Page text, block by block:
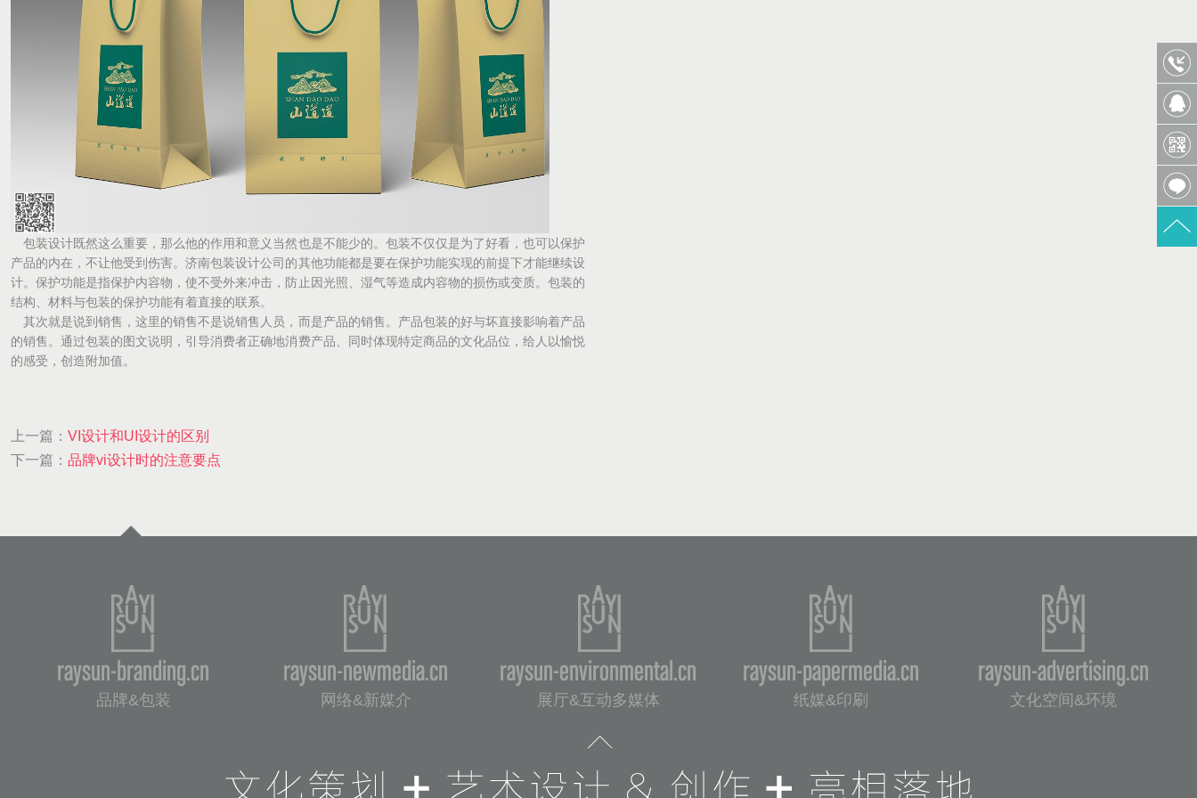
包装设计既然这么重要，那么他的作用和意义当然也是不能少的。包装不仅仅是为了好看，也可以保护
产品的内在，不让他受到伤害。济南包装设计公司的其他功能都是要在保护功能实现的前提下才能继续设
计。保护功能是指保护内容物，使不受外来冲击，防止因光照、湿气等造成内容物的损伤或变质。包装的
结构、材料与包装的保护功能有着直接的联系。
其次就是说到销售，这里的销售不是说销售人员，而是产品的销售。产品包装的好与坏直接影响着产品
的销售。通过包装的图文说明，引导消费者正确地消费产品、同时体现特定商品的文化品位，给人以愉悦
的感受，创造附加值。
上一篇： VI设计和UI设计的区别
下一篇： 品牌vi设计时的注意要点
raysun-branding.cn
品牌&包装
raysun-newmedia.cn
网络&新媒介
raysun-environmental.cn
展厅&互动多媒体
raysun-papermedia.cn
纸媒&印刷
raysun-advertising.cn
文化空间&环境